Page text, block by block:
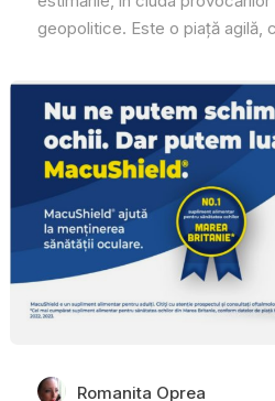
geopolitice. Este o piață agilă,
Romanita Oprea